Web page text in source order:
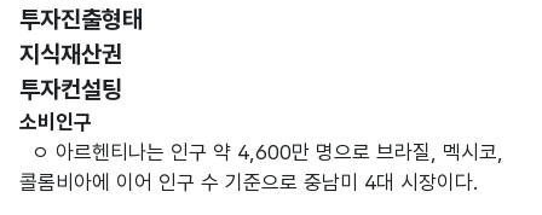
투자진출형태
지식재산권
투자컨설팅
시장 및 소비자 특성
소비인구
ㅇ 아르헨티나는 인구 약 4,600만 명으로 브라질, 멕시코,
콜롬비아에 이어 인구 수 기준으로 중남미 4대 시장이다.